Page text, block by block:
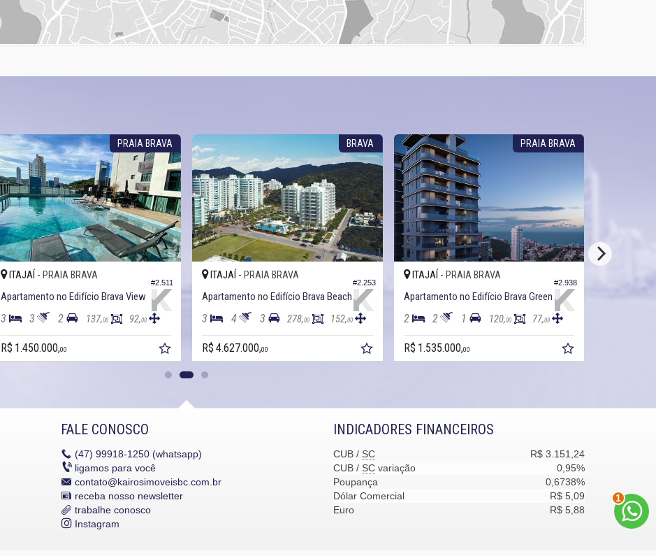
PRAIA BRAVA
#2.511
ITAJAÍ - PRAIA BRAVA
Apartamento no Edifício Brava View
3 3 2 137,00 92,00
R$ 1.450.000,00
BRAVA
#2.253
ITAJAÍ - PRAIA BRAVA
Apartamento no Edifício Brava Beach
3 4 3 278,00 152,00
R$ 4.627.000,00
PRAIA BRAVA
#2.938
ITAJAÍ - PRAIA BRAVA
Apartamento no Edifício Brava Green
2 2 1 120,00 77,00
R$ 1.535.000,00
FALE CONOSCO
(47) 99918-1250 (whatsapp)
ligamos para você
contato@kairosimoveisbc.com.br
receba nosso newsletter
trabalhe conosco
Instagram
INDICADORES FINANCEIROS
CUB / SC
R$ 3.151,24
CUB / SC variação
0,95%
Poupança
0,6738%
Dólar Comercial
R$ 5,09
Euro
R$ 5,88
2